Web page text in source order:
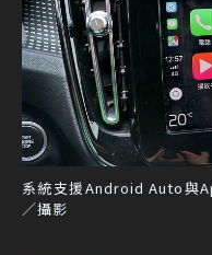
系統支援Android Auto與
／攝影